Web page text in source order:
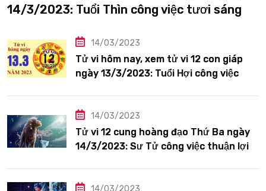
14/3/2023: Tuổi Thìn công việc tươi sáng
14/03/2023
Tử vi hôm nay, xem tử vi 12 con giáp
ngày 13/3/2023: Tuổi Hợi công việc
14/03/2023
Tử vi 12 cung hoàng đạo Thứ Ba ngày
14/3/2023: Sư Tử công việc thuận lợi